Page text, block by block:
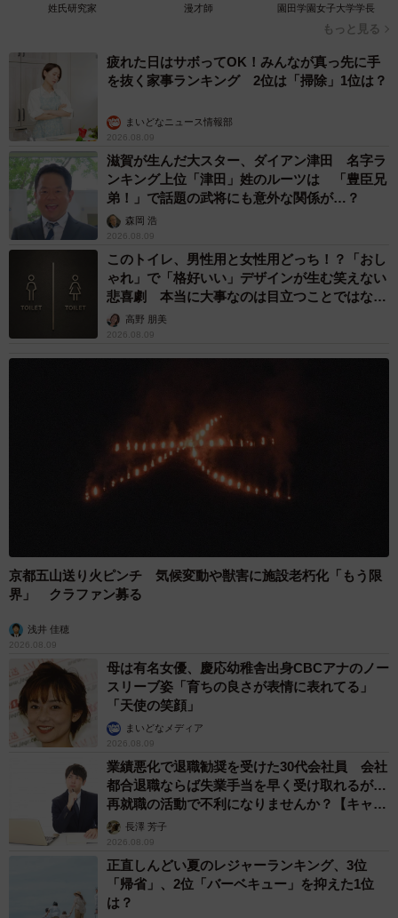
姓氏研究家 漫才師 園田学園女子大学学長
もっと見る
疲れた日はサボってOK！みんなが真っ先に手
を抜く家事ランキング 2位は「掃除」1位は？
まいどなニュース情報部
2026.08.09
滋賀が生んだ大スター、ダイアン津田 名字ラ
ンキング上位「津田」姓のルーツは 「豊臣兄
弟！」で話題の武将にも意外な関係が…？
森岡 浩
2026.08.09
このトイレ、男性用と女性用どっち！？「おし
ゃれ」で「格好いい」デザインが生む笑えない
悲喜劇 本当に大事なのは目立つことではな
く…高野 朋美
2026.08.09
京都五山送り火ピンチ 気候変動や獣害に施設老朽化「もう限
界」 クラファン募る
浅井 佳穂
2026.08.09
母は有名女優、慶応幼稚舎出身CBCアナのノー
スリーブ姿「育ちの良さが表情に表れてる」
「天使の笑顔」
まいどなメディア
2026.08.09
業績悪化で退職勧奨を受けた30代会社員 会社
都合退職ならば失業手当を早く受け取れるが…
再就職の活動で不利になりませんか？【キャリ
アカウンセラーが解説】
長澤 芳子
2026.08.09
正直しんどい夏のレジャーランキング、3位
「帰省」、2位「バーベキュー」を抑えた1位
は？